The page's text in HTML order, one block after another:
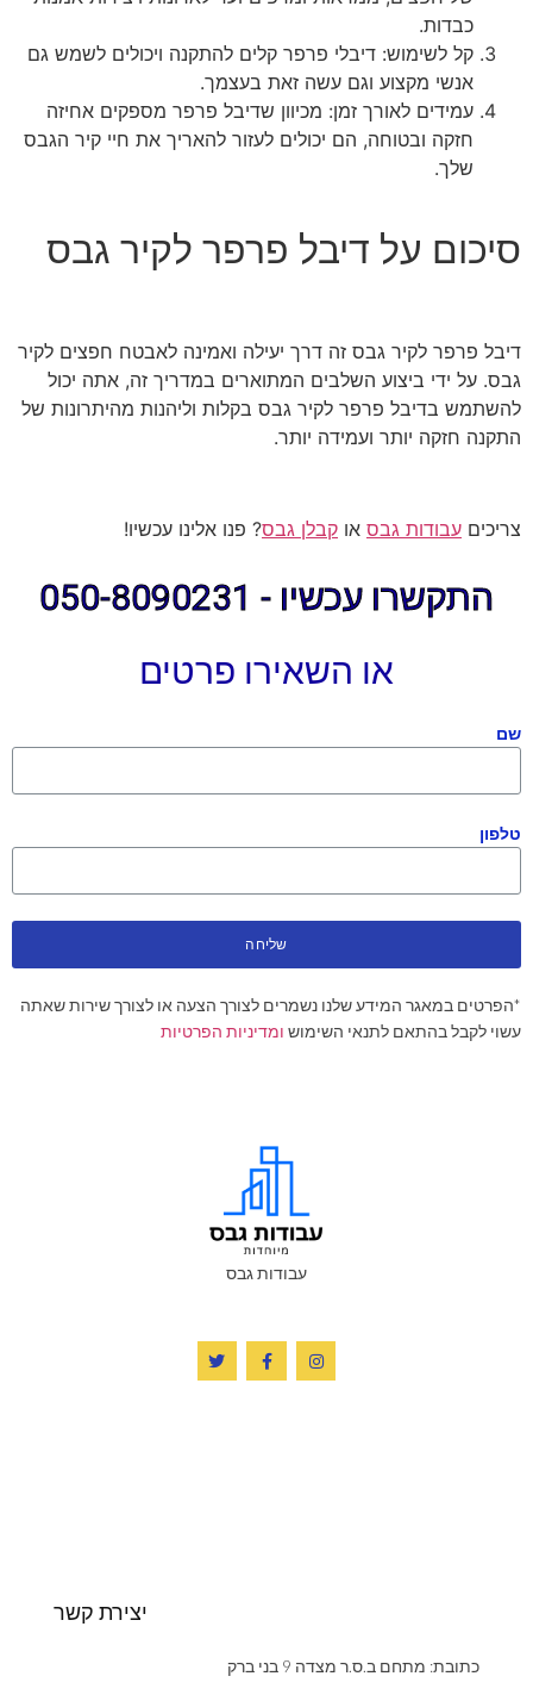
כבדות.
קל לשימוש: דיבלי פרפר קלים להתקנה ויכולים לשמש גם
אנשי מקצוע וגם עשה זאת בעצמך.
עמידים לאורך זמן: מכיוון שדיבל פרפר מספקים אחיזה
חזקה ובטוחה, הם יכולים לעזור להאריך את חיי קיר הגבס
שלך.
סיכום על דיבל פרפר לקיר גבס
דיבל פרפר לקיר גבס זה דרך יעילה ואמינה לאבטח חפצים לקיר
גבס. על ידי ביצוע השלבים המתוארים במדריך זה, אתה יכול
להשתמש בדיבל פרפר לקיר גבס בקלות וליהנות מהיתרונות של
התקנה חזקה יותר ועמידה יותר.
צריכים עבודות גבס או קבלן גבס? פנו אלינו עכשיו!
התקשרו עכשיו - 050-8090231
או השאירו פרטים
שם
טלפון
שליחה
*הפרטים במאגר המידע שלנו נשמרים לצורך הצעה או לצורך שירות שאתה
עשוי לקבל בהתאם לתנאי השימוש ומדיניות הפרטיות
עבודות גבס
יצירת קשר
כתובת: מתחם ב.ס.ר מצדה 9 בני ברק